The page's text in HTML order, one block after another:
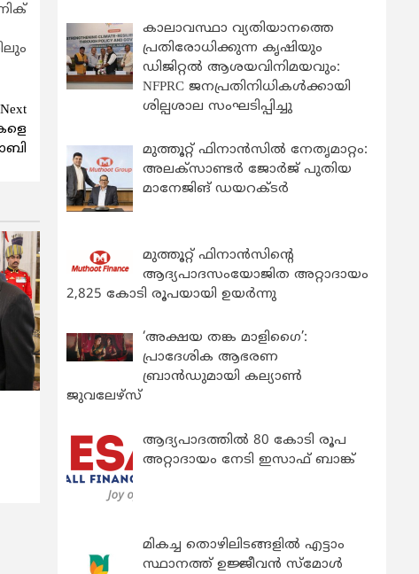
Next
കാലാവസ്ഥാ വ്യതിയാനത്തെ
പ്രതിരോധിക്കുന്ന കൃഷിയും
ഡിജിറ്റൽ ആശയവിനിമയവും:
NFPRC ജനപ്രതിനിധികൾക്കായി
ശില്പശാല സംഘടിപ്പിച്ചു
മുത്തൂറ്റ് ഫിനാൻസിൽ നേതൃമാറ്റം:
അലക്സാണ്ടർ ജോർജ് പുതിയ
മാനേജിങ് ഡയറക്ടർ
മുത്തൂറ്റ് ഫിനാൻസിന്റെ
ആദ്യപാദസംയോജിത അറ്റാദായം
2,825 കോടി രൂപയായി ഉയർന്നു
‘അക്ഷയ തങ്ക മാളിഗൈ’:
പ്രാദേശിക ആഭരണ
ബ്രാന്‍ഡുമായി കല്യാണ്‍
ജുവലേഴ്‌സ്
ആദ്യപാദത്തിൽ 80 കോടി രൂപ
അറ്റാദായം നേടി ഇസാഫ് ബാങ്ക്
മികച്ച തൊഴിലിടങ്ങളിൽ എട്ടാം
സ്ഥാനത്ത് ഉജ്ജീവൻ സ്മോൾ